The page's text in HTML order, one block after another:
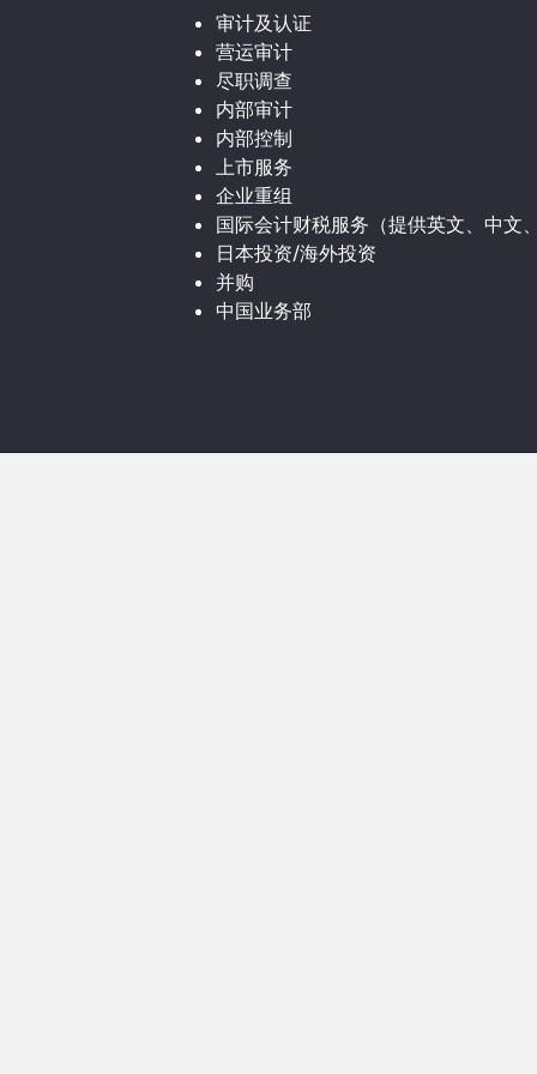
审计及认证
营运审计
尽职调查
内部审计
内部控制
上市服务
企业重组
国际会计财税服务（提供英文、中文
日本投资/海外投资
并购
中国业务部